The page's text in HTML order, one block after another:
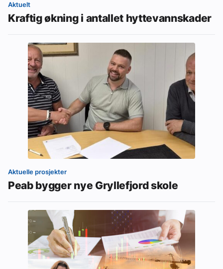
Aktuelt
Kraftig økning i antallet hyttevannskader
Aktuelle prosjekter
Peab bygger nye Gryllefjord skole